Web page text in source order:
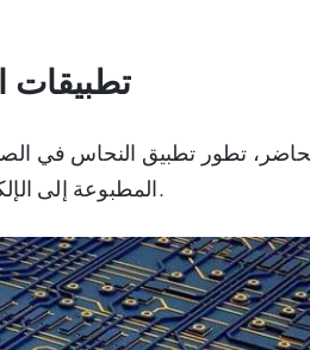
2.
تطور تطبيق النحاس في
المطبوعة إلى الإلكترونيات الدقيقة والدوائر المتكاملة لأشباه الموصلات.